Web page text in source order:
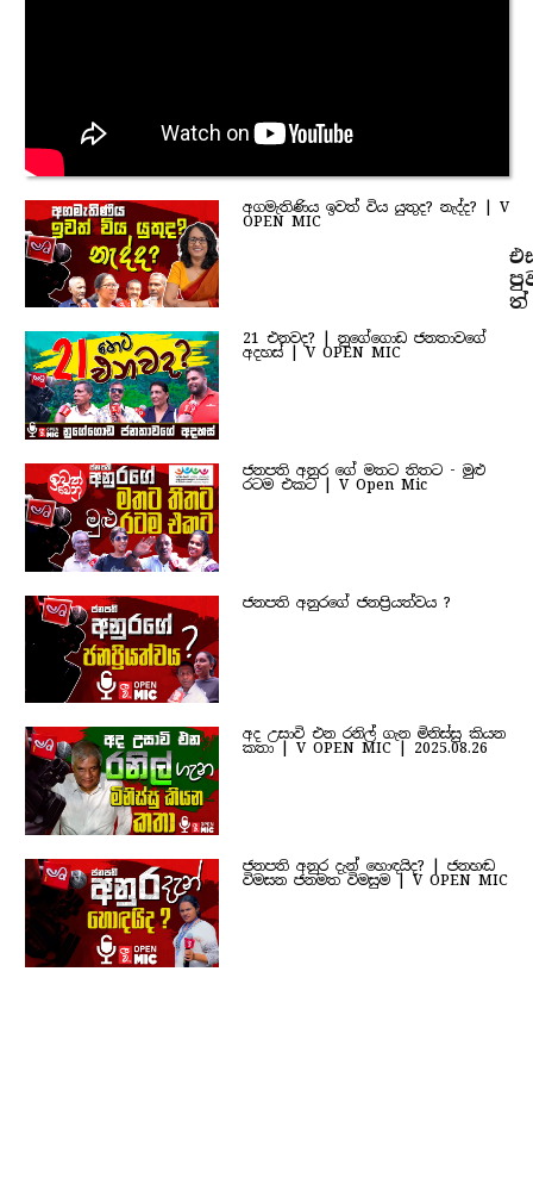
අගමැතිණිය ඉවත් විය යුතුද? නැද්ද? | V
OPEN MIC
21 එනවද? | නුගේගොඩ ජනතාවගේ
අදහස් | V OPEN MIC
ජනපති අනුර ගේ මතට තිතට - මුළු
රටම එකට | V Open Mic
ජනපති අනුරගේ ජනප්‍රියත්වය ?
අද උසාවි එන රනිල් ගැන මිනිස්සු කියන
කතා | V OPEN MIC | 2025.08.26
ජනපති අනුර දැන් හොඳයිද? | ජනහඬ
විමසන ජනමත විමසුම | V OPEN MIC
ත්